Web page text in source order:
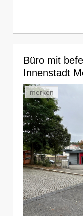
Büro mit
Innenstadt
merken